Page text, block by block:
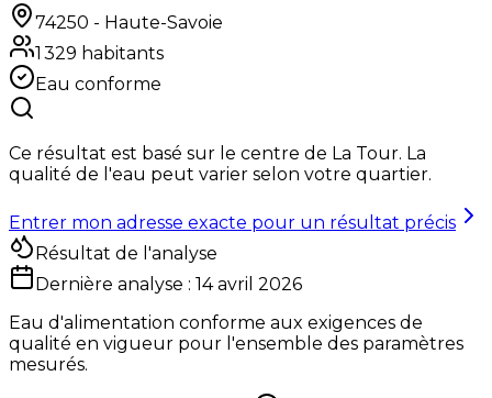
74250 - Haute-Savoie
1 329 habitants
Eau conforme
Ce résultat est basé sur le centre de La Tour. La
qualité de l'eau peut varier selon votre quartier.
Entrer mon adresse exacte pour un résultat précis
Résultat de l'analyse
Dernière analyse : 14 avril 2026
Eau d'alimentation conforme aux exigences de
qualité en vigueur pour l'ensemble des paramètres
mesurés.